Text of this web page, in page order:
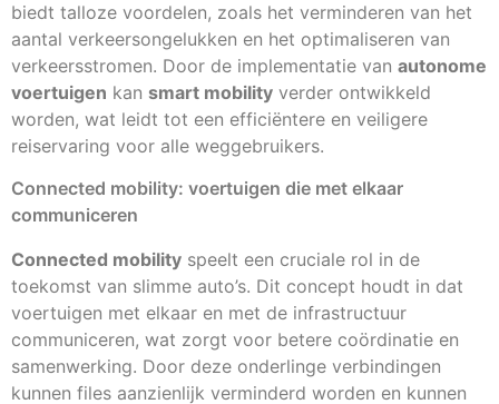
biedt talloze voordelen, zoals het verminderen van het
aantal verkeersongelukken en het optimaliseren van
verkeersstromen. Door de implementatie van autonome
voertuigen kan smart mobility verder ontwikkeld
worden, wat leidt tot een efficiëntere en veiligere
reiservaring voor alle weggebruikers.
Connected mobility: voertuigen die met elkaar
communiceren
Connected mobility speelt een cruciale rol in de
toekomst van slimme auto’s. Dit concept houdt in dat
voertuigen met elkaar en met de infrastructuur
communiceren, wat zorgt voor betere coördinatie en
samenwerking. Door deze onderlinge verbindingen
kunnen files aanzienlijk verminderd worden en kunnen